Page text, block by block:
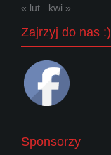
« lut kwi »
Zajrzyj do nas :)
Sponsorzy